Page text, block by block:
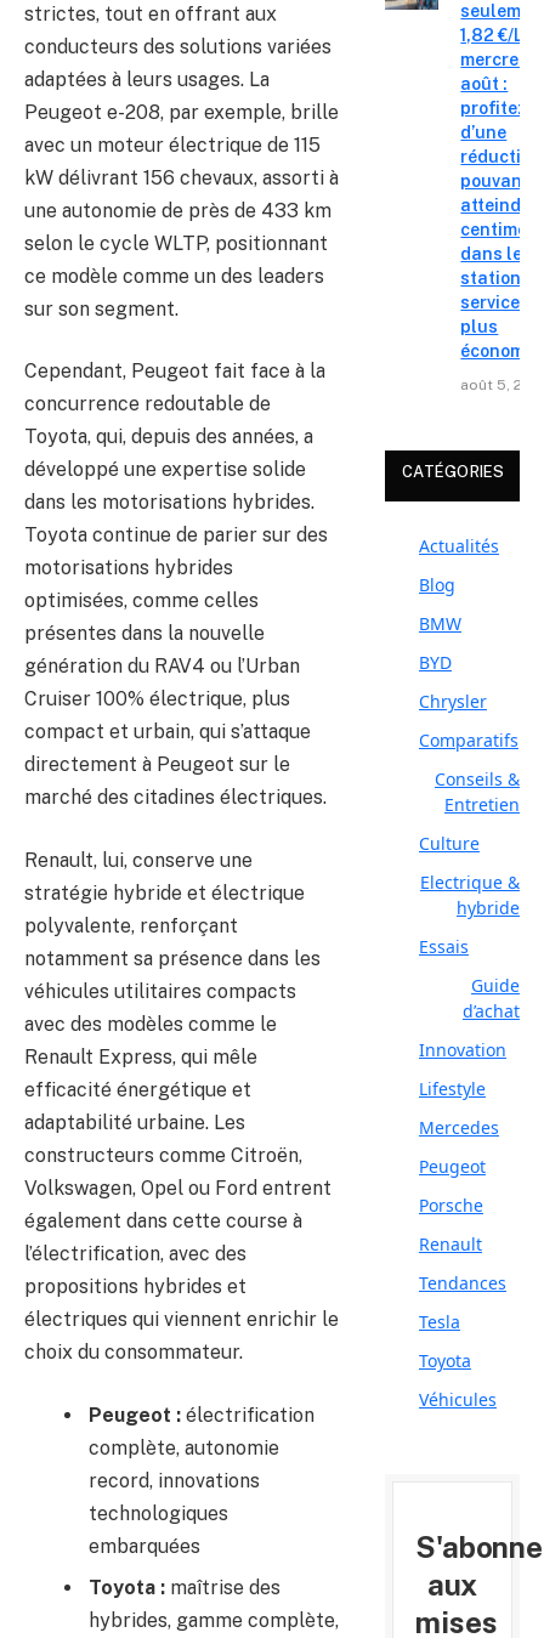
strictes, tout en offrant aux
conducteurs des solutions variées
adaptées à leurs usages. La
Peugeot e-208, par exemple, brille
avec un moteur électrique de 115
kW délivrant 156 chevaux, assorti à
une autonomie de près de 433 km
selon le cycle WLTP, positionnant
ce modèle comme un des leaders
sur son segment.
Cependant, Peugeot fait face à la
concurrence redoutable de
Toyota, qui, depuis des années, a
développé une expertise solide
dans les motorisations hybrides.
Toyota continue de parier sur des
motorisations hybrides
optimisées, comme celles
présentes dans la nouvelle
génération du RAV4 ou l’Urban
Cruiser 100% électrique, plus
compact et urbain, qui s’attaque
directement à Peugeot sur le
marché des citadines électriques.
Renault, lui, conserve une
stratégie hybride et électrique
polyvalente, renforçant
notamment sa présence dans les
véhicules utilitaires compacts
avec des modèles comme le
Renault Express, qui mêle
efficacité énergétique et
adaptabilité urbaine. Les
constructeurs comme Citroën,
Volkswagen, Opel ou Ford entrent
également dans cette course à
l’électrification, avec des
propositions hybrides et
électriques qui viennent enrichir le
choix du consommateur.
Peugeot : électrification
complète, autonomie
record, innovations
technologiques
embarquées
Toyota : maîtrise des
hybrides, gamme complète,
1,82 €/L
mercredi
août :
profitez
d’une
réduction
pouvant
atteindre
centimes
dans les
stations-
service
plus
août 5,
CATÉGORIES
Actualités
Blog
BMW
BYD
Chrysler
Comparatifs
Conseils &
Entretien
Culture
Electrique &
hybride
Essais
Guide
d’achat
Innovation
Lifestyle
Mercedes
Peugeot
Porsche
Renault
Tendances
Tesla
Toyota
Véhicules
aux
mises